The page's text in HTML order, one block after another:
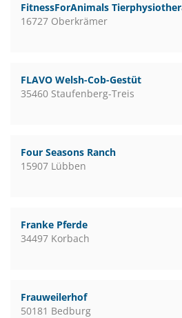
FitnessForAnimals
16727 Oberkrämer
FLAVO Welsh-Cob-Gestüt
35460 Staufenberg-Treis
Four Seasons Ranch
15907 Lübben
Franke Pferde
34497 Korbach
Frauweilerhof
50181 Bedburg